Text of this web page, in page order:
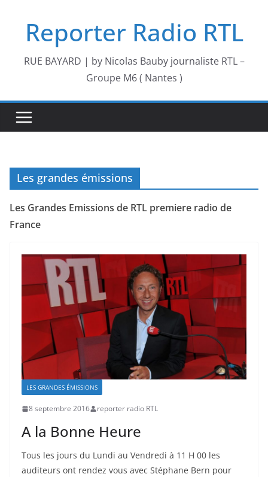
contenuReporter Radio RTL
RUE BAYARD | by Nicolas Bauby journaliste RTL –
Groupe M6 ( Nantes )
Les grandes émissions
Les Grandes Emissions de RTL premiere radio de
France
LES GRANDES ÉMISSIONS
8 septembre 2016 reporter radio RTL
A la Bonne Heure
Tous les jours du Lundi au Vendredi à 11 H 00 les
auditeurs ont rendez vous avec Stéphane Bern pour